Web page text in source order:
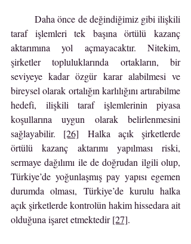
	Daha önce de değindiğimiz gibi ilişkili
taraf işlemleri tek başına örtülü kazanç
aktarımına yol açmayacaktır. Nitekim,
şirketler topluluklarında ortakların, bir
seviyeye kadar özgür karar alabilmesi ve
bireysel olarak ortalığın karlılığını artırabilme
hedefi, ilişkili taraf işlemlerinin piyasa
koşullarına uygun olarak belirlenmesini
sağlayabilir. [26] Halka açık şirketlerde
örtülü kazanç aktarımı yapılması riski,
sermaye dağılımı ile de doğrudan ilgili olup,
Türkiye’de yoğunlaşmış pay yapısı egemen
durumda olması, Türkiye’de kurulu halka
açık şirketlerde kontrolün hakim hissedara ait
olduğuna işaret etmektedir [27].